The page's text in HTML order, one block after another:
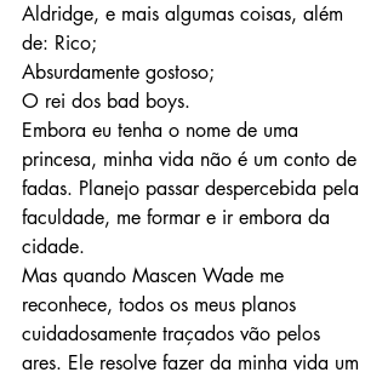
Aldridge, e mais algumas coisas, além
de: Rico;
Absurdamente gostoso;
O rei dos bad boys.
Embora eu tenha o nome de uma
princesa, minha vida não é um conto de
fadas. Planejo passar despercebida pela
faculdade, me formar e ir embora da
cidade.
Mas quando Mascen Wade me
reconhece, todos os meus planos
cuidadosamente traçados vão pelos
ares. Ele resolve fazer da minha vida um